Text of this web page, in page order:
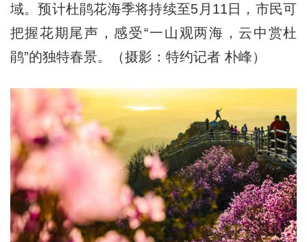
域。预计杜鹃花海季将持续至5月11日，市民可
把握花期尾声，感受“一山观两海，云中赏杜
鹃”的独特春景。（摄影：特约记者 朴峰）